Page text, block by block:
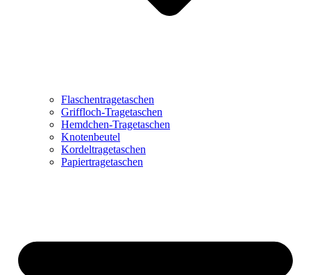
Flaschentragetaschen
Griffloch-Tragetaschen
Hemdchen-Tragetaschen
Knotenbeutel
Kordeltragetaschen
Papiertragetaschen